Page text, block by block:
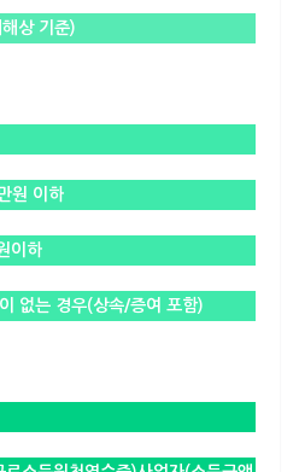
상 기준)
원 이하
이하
없는 경우(상속/증여 포함)